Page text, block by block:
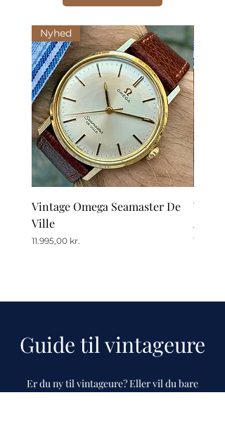
Nyhed
Vintage Omega Seamaster De
Ville
Pris
11.995,00 kr. Pris
Guide til vintageure
Er du ny til vintageure? Eller vil du bare